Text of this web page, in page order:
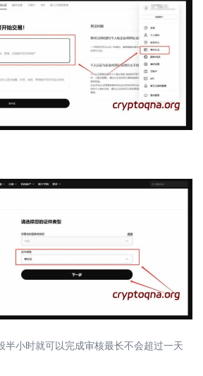
半小时就可以完成审核最长不会超过一天